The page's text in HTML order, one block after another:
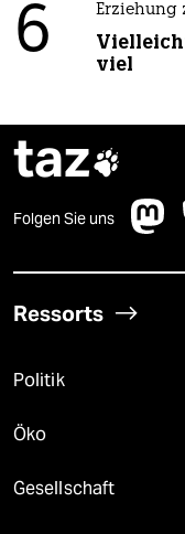
6 Erziehung
viel
taz
Folgen Sie uns
Ressorts
Politik
Öko
Gesellschaft